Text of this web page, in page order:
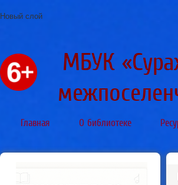
МБУК
Главная О библиотеке
Новый слой